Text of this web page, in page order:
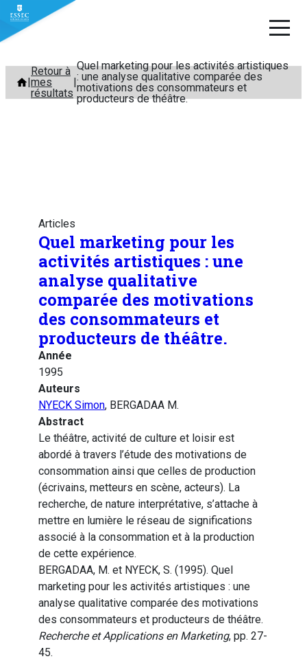
Aller
contenu
Retour à
mes
résultats
Quel marketing pour les activités artistiques
: une analyse qualitative comparée des
motivations des consommateurs et
producteurs de théâtre.
Articles
Quel marketing pour les
activités artistiques : une
analyse qualitative
comparée des motivations
des consommateurs et
producteurs de théâtre.
Année
1995
Auteurs
NYECK Simon, BERGADAA M.
Abstract
Le théâtre, activité de culture et loisir est
abordé à travers l’étude des motivations de
consommation ainsi que celles de production
(écrivains, metteurs en scène, acteurs). La
recherche, de nature interprétative, s’attache à
mettre en lumière le réseau de significations
associé à la consommation et à la production
de cette expérience.
BERGADAA, M. et NYECK, S. (1995). Quel
marketing pour les activités artistiques : une
analyse qualitative comparée des motivations
des consommateurs et producteurs de théâtre.
Recherche et Applications en Marketing, pp. 27-
45.